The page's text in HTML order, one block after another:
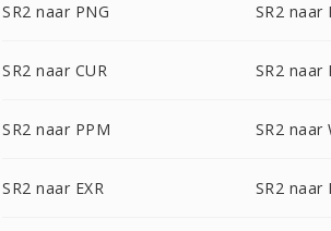
SR2 naar PNG SR2 naar
SR2 naar CUR SR2 naar
SR2 naar PPM SR2 naar
SR2 naar EXR SR2 naar